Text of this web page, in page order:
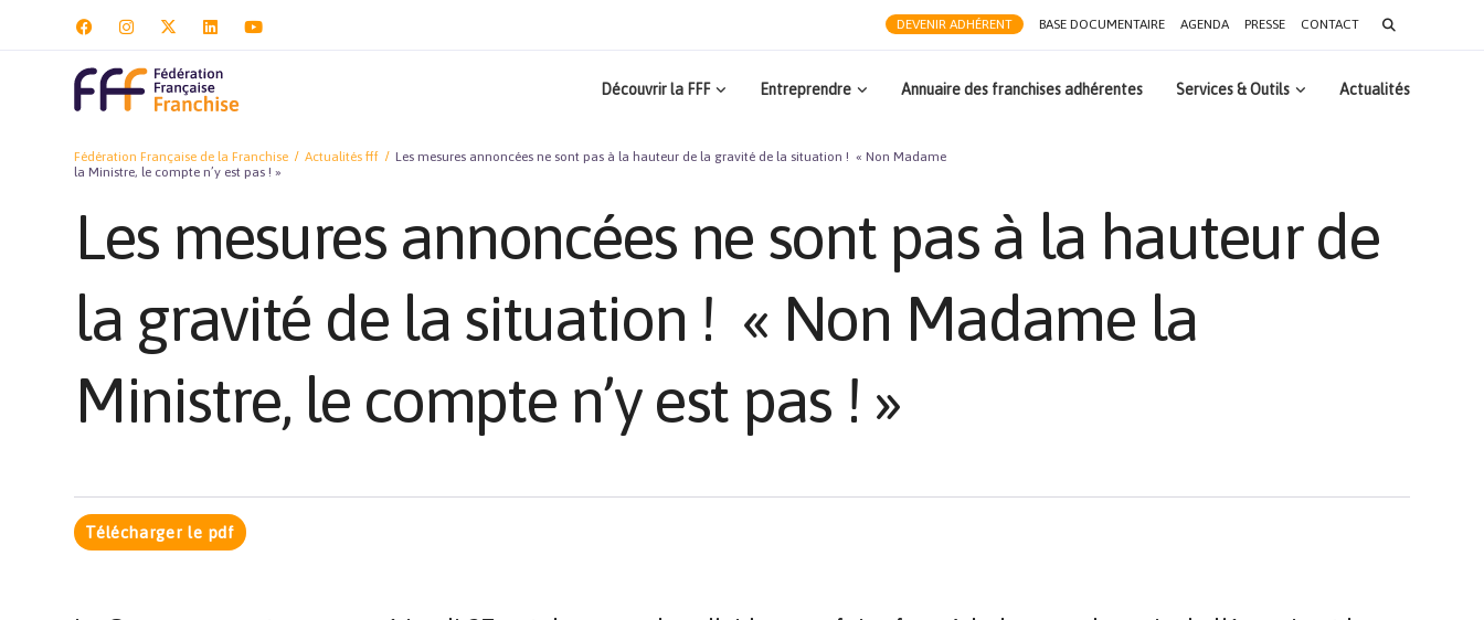
DEVENIR ADHÉRENT BASE DOCUMENTAIRE AGENDA PRESSE CONTACT
Search
for:
Découvrir la FFF Entreprendre Annuaire des franchises adhérentes Services & Outils Actualités
Fédération Française de la Franchise Actualités fff
Les mesures annoncées ne sont pas à la hauteur de la gravité de la situation ! « Non Madame
la Ministre, le compte n’y est pas ! »
Les mesures annoncées ne sont pas à la hauteur de
la gravité de la situation ! « Non Madame la
Ministre, le compte n’y est pas ! »
Télécharger le pdf